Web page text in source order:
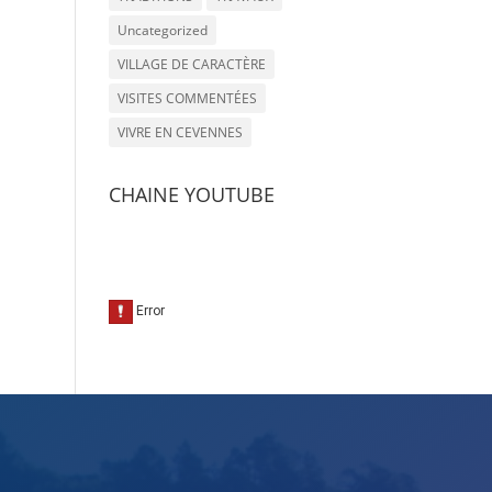
Uncategorized
VILLAGE DE CARACTÈRE
VISITES COMMENTÉES
VIVRE EN CEVENNES
CHAINE YOUTUBE